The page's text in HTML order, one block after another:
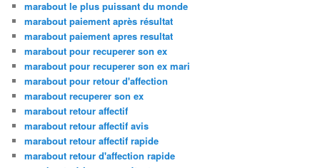
marabout le plus puissant du monde
marabout paiement après résultat
marabout paiement apres resultat
marabout pour recuperer son ex
marabout pour recuperer son ex mari
marabout pour retour d'affection
marabout recuperer son ex
marabout retour affectif
marabout retour affectif avis
marabout retour affectif rapide
marabout retour d'affection rapide